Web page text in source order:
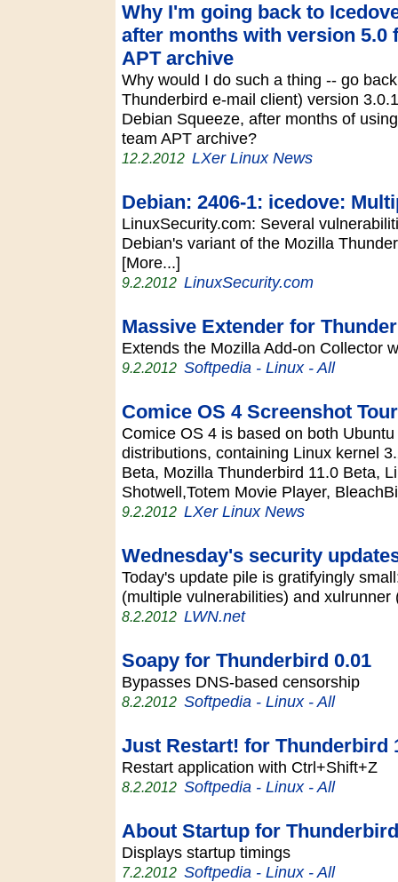
Why I'm going back to
after months with version 5.0
APT archive
Why would I do such a thing -- go
Thunderbird e-mail client) version
Debian Squeeze, after months of
team APT archive?
12.2.2012 LXer Linux News
Debian: 2406-1: icedove:
LinuxSecurity.com: Several
Debian's variant of the Mozilla
[More...]
9.2.2012 LinuxSecurity.com
Massive Extender for
Extends the Mozilla Add-on Collector
9.2.2012 Softpedia - Linux - All
Comice OS 4 Screenshot Tour
Comice OS 4 is based on both
distributions, containing Linux kernel
Beta, Mozilla Thunderbird 11.0 Beta,
Shotwell,Totem Movie Player,
9.2.2012 LXer Linux News
Wednesday's security
Today's update pile is gratifyingly
(multiple vulnerabilities) and
8.2.2012 LWN.net
Soapy for Thunderbird 0.01
Bypasses DNS-based censorship
8.2.2012 Softpedia - Linux - All
Just Restart! for Thunderbird
Restart application with Ctrl+Shift+Z
8.2.2012 Softpedia - Linux - All
About Startup for
Displays startup timings
7.2.2012 Softpedia - Linux - All